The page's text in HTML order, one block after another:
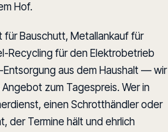
Hof.
für Bauschutt, Metallankauf für
Recycling für den Elektrobetrieb
aus dem Haushalt — wir
zum Tagespreis. Wer in
einen Schrotthändler oder
der Termine hält und ehrlich